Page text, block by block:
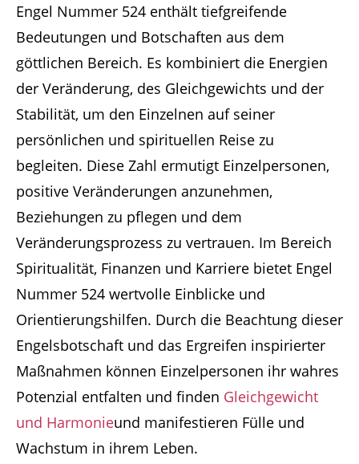
Engel Nummer 524 enthält tiefgreifende
Bedeutungen und Botschaften aus dem
göttlichen Bereich. Es kombiniert die Energien
der Veränderung, des Gleichgewichts und der
Stabilität, um den Einzelnen auf seiner
persönlichen und spirituellen Reise zu
begleiten. Diese Zahl ermutigt Einzelpersonen,
positive Veränderungen anzunehmen,
Beziehungen zu pflegen und dem
Veränderungsprozess zu vertrauen. Im Bereich
Spiritualität, Finanzen und Karriere bietet Engel
Nummer 524 wertvolle Einblicke und
Orientierungshilfen. Durch die Beachtung dieser
Engelsbotschaft und das Ergreifen inspirierter
Maßnahmen können Einzelpersonen ihr wahres
Potenzial entfalten und finden Gleichgewicht
und Harmonieund manifestieren Fülle und
Wachstum in ihrem Leben.